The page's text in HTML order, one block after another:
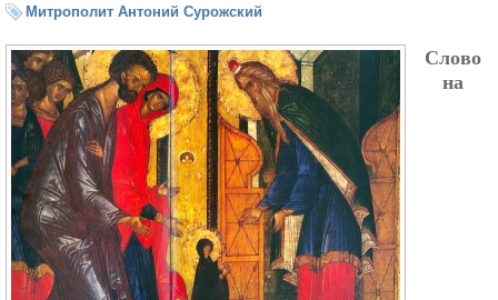
Митрополит Антоний Сурожский
Слово
на